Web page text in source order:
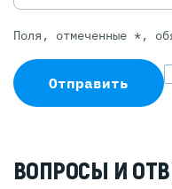
Поля, отмеченные *,
Отправить
ВОПРОСЫ И